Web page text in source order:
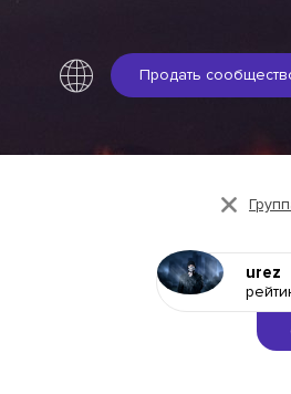
Продать
urez